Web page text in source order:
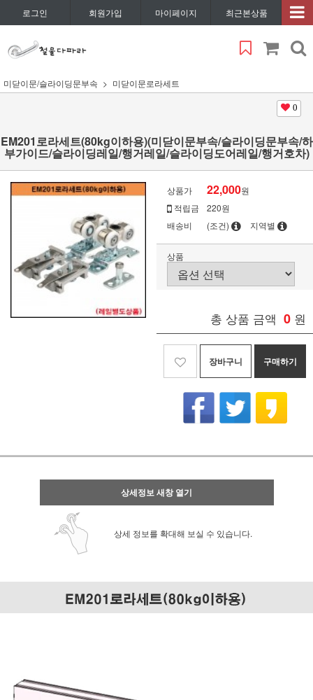
로그인 회원가입 마이페이지 최근본상품
미닫이문/슬라이딩문부속 미닫이문로라세트
0
EM201로라세트(80kg이하용)(미닫이문부속/슬라이딩문부속/하
부가이드/슬라이딩레일/행거레일/슬라이딩도어레일/행거호차)
상품가 22,000원
적립금
220원
배송비
(조건) 지역별
상품
총 상품 금액 0 원
장바구니 구매하기
상세정보 새창 열기
상세 정보를 확대해 보실 수 있습니다.